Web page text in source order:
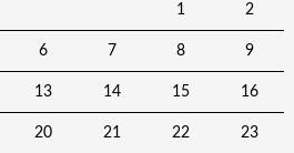
1 2
6 7 8 9
13 14 15 16
20 21 22 23